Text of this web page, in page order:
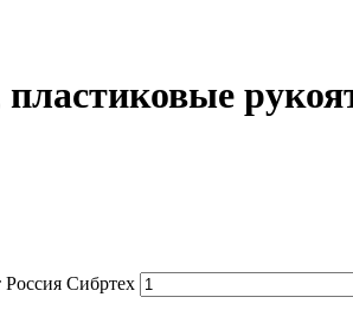
Россия Сибртех